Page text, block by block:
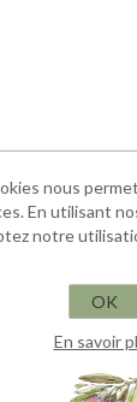
nous
En utilisant
notre
OK
En savoir